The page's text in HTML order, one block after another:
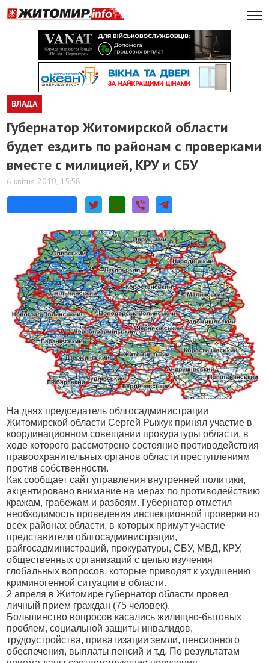
ВЛАДА
Губернатор Житомирской области
будет ездить по районам с проверками
вместе с милицией, КРУ и СБУ
6 квітня 2010, 15:58
На днях председатель облгосадминистрации
Житомирской области Сергей Рыжук принял участие в
координационном совещании прокуратуры области, в
ходе которого рассмотрено состояние противодействия
правоохранительных органов области преступлениям
против собственности.
Как сообщает сайт управления внутренней политики,
акцентировано внимание на мерах по противодействию
кражам, грабежам и разбоям. Губернатор отметил
необходимость проведения инспекционной проверки во
всех районах области, в которых примут участие
представители облгосадминистрации,
райгосадминистраций, прокуратуры, СБУ, МВД, КРУ,
общественных организаций с целью изучения
глобальных вопросов, которые приводят к ухудшению
криминогенной ситуации в области.
2 апреля в Житомире губернатор области провел
личный прием граждан (75 человек).
Большинство вопросов касались жилищно-бытовых
проблем, социальной защиты инвалидов,
трудоустройства, приватизации земли, пенсионного
обеспечения, выплаты пенсий и т.д. По результатам